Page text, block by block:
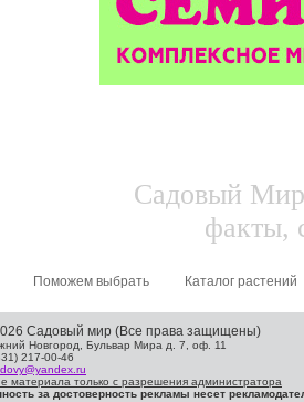
Садовый
факты,
Поможем выбрать Каталог растений
Садовый мир (Все права защищены)
Новгород, Бульвар Мира д. 7, оф. 11
217-00-46
материала только с разрешения администратора
за достоверность рекламы несет